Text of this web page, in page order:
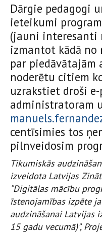
Dārgie pedagogi
ieteikumi
(jauni interesanti
izmantot kādā no
par piedāvātajām
noderētu citiem
uzrakstiet droši
administratoram
centīsimies tos
pilnveidosim
Tikumiskās
izveidota Latvijas
“Digitālas mācību
īstenojamības izpēte
audzināšanai Latvijas
15 gadu vecumā)”,